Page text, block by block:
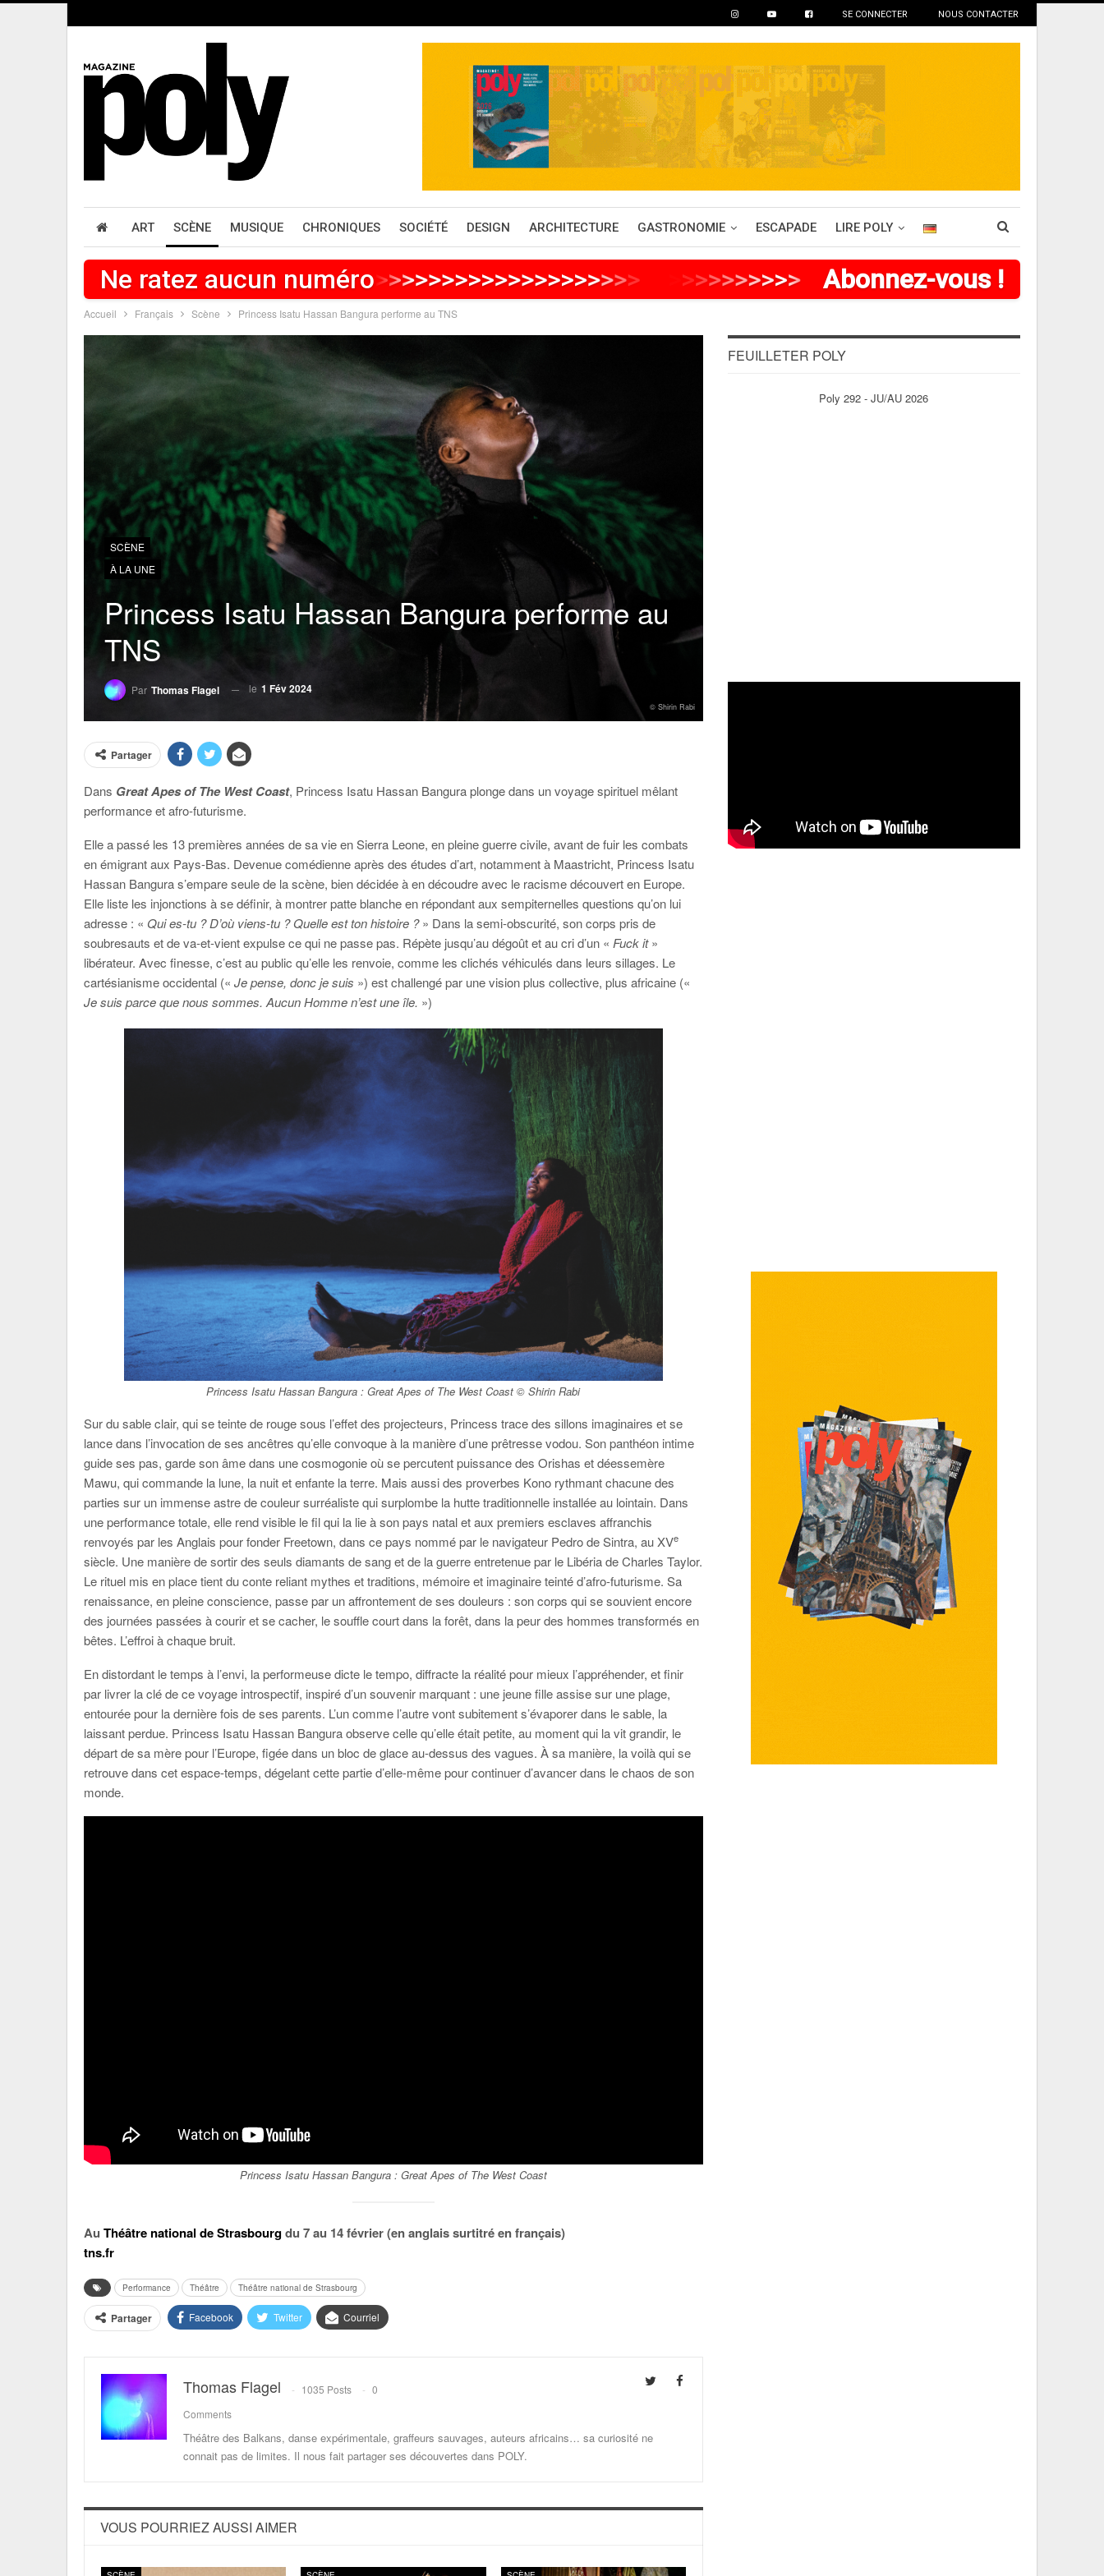
SE CONNECTER NOUS CONTACTER
ART SCÈNE MUSIQUE CHRONIQUES SOCIÉTÉ DESIGN ARCHITECTURE GASTRONOMIE ESCAPADE LIRE POLY
Ne ratez aucun numéro >>>>>>>>>>>>>>>>>>>> >>>>>>>> Abonnez-vous !
Accueil Français Scène Princess Isatu Hassan Bangura performe au TNS
SCÈNE
À LA UNE
Princess Isatu Hassan Bangura performe au
TNS
Par Thomas Flagel le 1 Fév 2024
© Shirin Rabi
Partager
Dans Great Apes of The West Coast, Princess Isatu Hassan Bangura plonge dans un voyage spirituel mêlant
performance et afro-futurisme.
Elle a passé les 13 premières années de sa vie en Sierra Leone, en pleine guerre civile, avant de fuir les combats
en émigrant aux Pays-Bas. Devenue comédienne après des études d’art, notamment à Maastricht, Princess Isatu
Hassan Bangura s’empare seule de la scène, bien décidée à en découdre avec le racisme découvert en Europe.
Elle liste les injonctions à se définir, à montrer patte blanche en répondant aux sempiternelles questions qu’on lui
adresse : « Qui es-tu ? D’où viens-tu ? Quelle est ton histoire ?» Dans la semi-obscurité, son corps pris de
soubresauts et de va-et-vient expulse ce qui ne passe pas. Répète jusqu’au dégoût et au cri d’un « Fuck it»
libérateur. Avec finesse, c’est au public qu’elle les renvoie, comme les clichés véhiculés dans leurs sillages. Le
cartésianisme occidental (« Je pense, donc je suis ») est challengé par une vision plus collective, plus africaine («
Je suis parce que nous sommes. Aucun Homme n’est une île. »)
Princess Isatu Hassan Bangura :Great Apes of The West Coast © Shirin Rabi
Sur du sable clair, qui se teinte de rouge sous l’effet des projecteurs, Princess trace des sillons imaginaires et se
lance dans l’invocation de ses ancêtres qu’elle convoque à la manière d’une prêtresse vodou. Son panthéon intime
guide ses pas, garde son âme dans une cosmogonie où se percutent puissance des Orishas et déessemère
Mawu, qui commande la lune, la nuit et enfante la terre. Mais aussi des proverbes Kono rythmant chacune des
parties sur un immense astre de couleur surréaliste qui surplombe la hutte traditionnelle installée au lointain. Dans
une performance totale, elle rend visible le fil qui la lie à son pays natal et aux premiers esclaves affranchis
renvoyés par les Anglais pour fonder Freetown, dans ce pays nommé par le navigateur Pedro de Sintra, au XVe
siècle. Une manière de sortir des seuls diamants de sang et de la guerre entretenue par le Libéria de Charles Taylor.
Le rituel mis en place tient du conte reliant mythes et traditions, mémoire et imaginaire teinté d’afro-futurisme. Sa
renaissance, en pleine conscience, passe par un affrontement de ses douleurs : son corps qui se souvient encore
des journées passées à courir et se cacher, le souffle court dans la forêt, dans la peur des hommes transformés en
bêtes. L’effroi à chaque bruit.
En distordant le temps à l’envi, la performeuse dicte le tempo, diffracte la réalité pour mieux l’appréhender, et finir
par livrer la clé de ce voyage introspectif, inspiré d’un souvenir marquant : une jeune fille assise sur une plage,
entourée pour la dernière fois de ses parents. L’un comme l’autre vont subitement s’évaporer dans le sable, la
laissant perdue. Princess Isatu Hassan Bangura observe celle qu’elle était petite, au moment qui la vit grandir, le
départ de sa mère pour l’Europe, figée dans un bloc de glace au-dessus des vagues. À sa manière, la voilà qui se
retrouve dans cet espace-temps, dégelant cette partie d’elle-même pour continuer d’avancer dans le chaos de son
monde.
Princess Isatu Hassan Bangura : Great Apes of The West Coast
Au Théâtre national de Strasbourgdu 7 au 14 février (en anglais surtitré en français)
tns.fr
Performance Théâtre Théâtre national de Strasbourg
Partager Facebook Twitter Courriel
Thomas Flagel 1035 Posts
0
Comments
Théâtre des Balkans, danse expérimentale, graffeurs sauvages, auteurs africains… sa curiosité ne
connait pas de limites. Il nous fait partager ses découvertes dans POLY.
VOUS POURRIEZ AUSSI AIMER
FEUILLETER POLY
Poly 292 - JU/AU 2026